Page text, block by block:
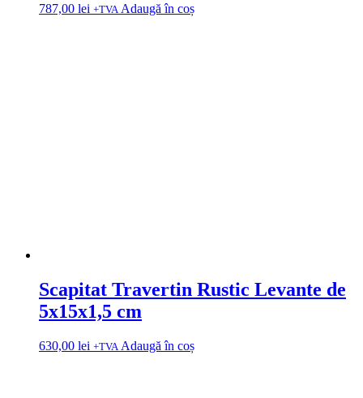
787,00 lei +TVA Adaugă în coș
Scapitat Travertin Rustic Levante de
5x15x1,5 cm
630,00 lei +TVA Adaugă în coș